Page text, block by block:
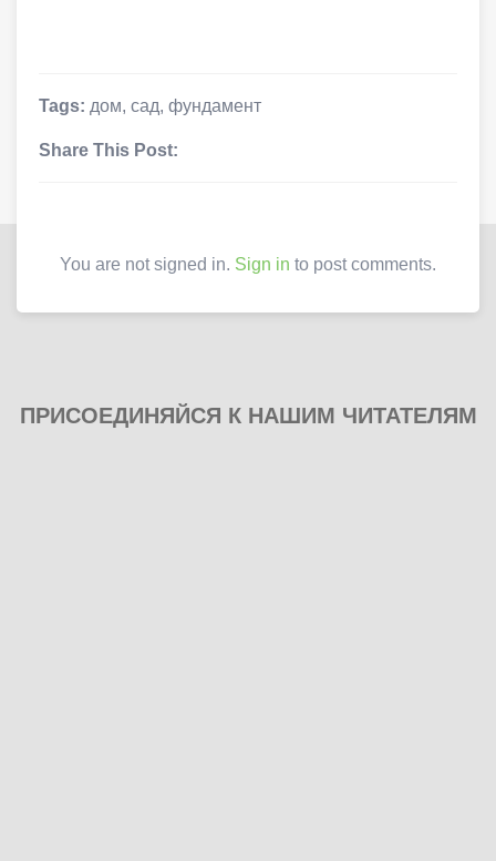
Tags: дом, сад, фундамент
Share This Post:
You are not signed in. Sign in to post comments.
ПРИСОЕДИНЯЙСЯ К НАШИМ ЧИТАТЕЛЯМ